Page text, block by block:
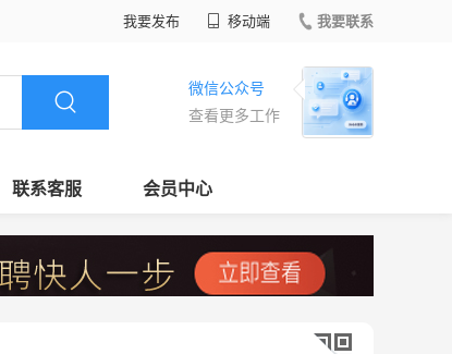
我要发布 移动端 我要联系
微信公众号
查看更多工作
联系客服 会员中心